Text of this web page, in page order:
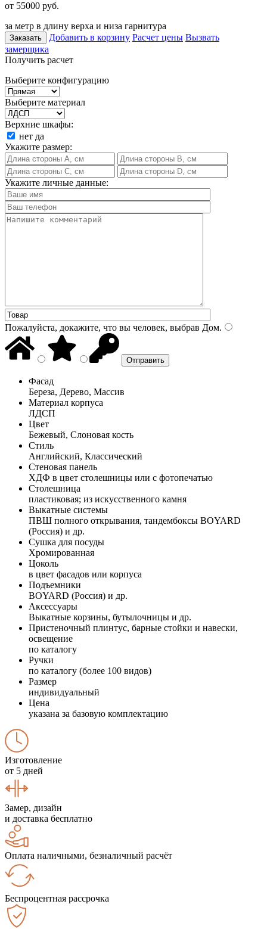
от 55000 руб.
за метр в длину верха и низа гарнитура
Заказать Добавить в корзину Расчет цены Вызвать
замерщика
Получить расчет
Выберите конфигурацию
Выберите материал
Верхние шкафы:
нет да
Укажите размер:
Укажите личные данные:
Пожалуйста, докажите, что вы человек, выбрав Дом.
Фасад
Береза, Дерево, Массив
Материал корпуса
ЛДСП
Цвет
Бежевый, Слоновая кость
Стиль
Английский, Классический
Стеновая панель
ХДФ в цвет столешницы или с фотопечатью
Столешница
пластиковая; из искусственного камня
Выкатные системы
ПВШ полного открывания, тандембоксы BOYARD
(Россия) и др.
Сушка для посуды
Хромированная
Цоколь
в цвет фасадов или корпуса
Подъемники
BOYARD (Россия) и др.
Аксессуары
Выкатные корзины, бутылочницы и др.
Пристеночный плинтус, барные стойки и навески,
освещение
по каталогу
Ручки
по каталогу (более 100 видов)
Размер
индивидуальный
Цена
указана за базовую комплектацию
Изготовление
от 5 дней
Замер, дизайн
и доставка бесплатно
Оплата наличными, безналичный расчёт
Беспроцентная рассрочка